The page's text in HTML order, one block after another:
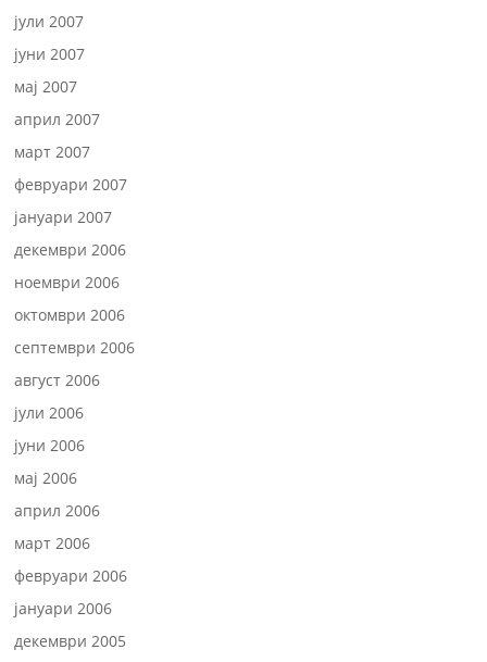
јули 2007
јуни 2007
мај 2007
април 2007
март 2007
февруари 2007
јануари 2007
декември 2006
ноември 2006
октомври 2006
септември 2006
август 2006
јули 2006
јуни 2006
мај 2006
април 2006
март 2006
февруари 2006
јануари 2006
декември 2005